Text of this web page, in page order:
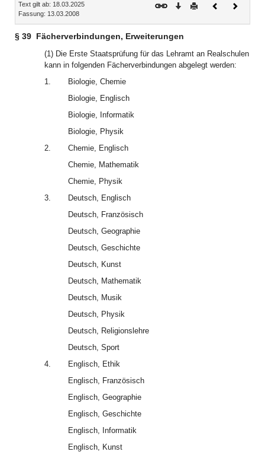
Text gilt ab: 18.03.2025
Fassung: 13.03.2008
Download
DruckenVorheriges
§ 39 Fächerverbindungen, Erweiterungen
(1) Die Erste Staatsprüfung für das Lehramt an Realschulen
kann in folgenden Fächerverbindungen abgelegt werden:
1.
Biologie, Chemie
Biologie, Englisch
Biologie, Informatik
Biologie, Physik
2.
Chemie, Englisch
Chemie, Mathematik
Chemie, Physik
3.
Deutsch, Englisch
Deutsch, Französisch
Deutsch, Geographie
Deutsch, Geschichte
Deutsch, Kunst
Deutsch, Mathematik
Deutsch, Musik
Deutsch, Physik
Deutsch, Religionslehre
Deutsch, Sport
4.
Englisch, Ethik
Englisch, Französisch
Englisch, Geographie
Englisch, Geschichte
Englisch, Informatik
Englisch, Kunst